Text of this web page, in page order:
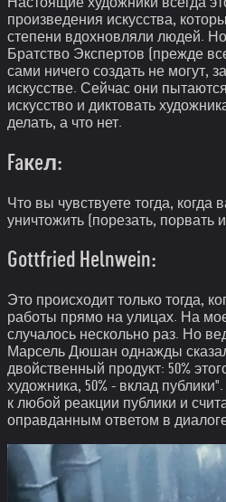
Настоящие художники всегда
произведения искусства,
степени вдохновляли людей.
Братство Экспертов (прежде
сами ничего создать не могут,
искусстве. Сейчас они
искусство и диктовать
делать, а что нет.
Faкeл:
Что вы чувствуете тогда,
уничтожить (порезать, порвать
Gottfried Helnwein:
Это происходит только тогда,
работы прямо на улицах. На
случалось нескольно раз. Но
Марсель Дюшан однажды
двойственный продукт: 50%
художника, 50% - вклад
к любой реакции публики и
оправданным ответом в